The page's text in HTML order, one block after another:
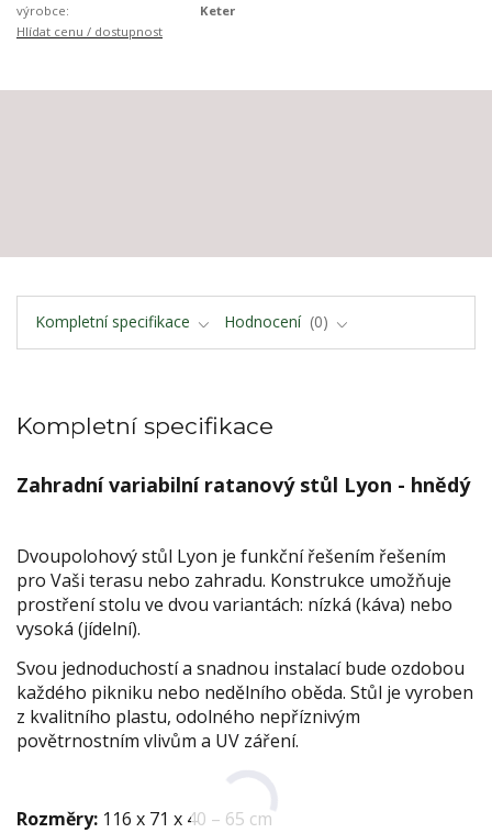
výrobce:
Keter
Hlídat cenu / dostupnost
Kompletní specifikace Hodnocení 0
Kompletní specifikace
Zahradní variabilní ratanový stůl Lyon - hnědý
Dvoupolohový stůl Lyon je funkční řešením řešením
pro Vaši terasu nebo zahradu. Konstrukce umožňuje
prostření stolu ve dvou variantách: nízká (káva) nebo
vysoká (jídelní).
Svou jednoduchostí a snadnou instalací bude ozdobou
každého pikniku nebo nedělního oběda. Stůl je vyroben
z kvalitního plastu, odolného nepříznivým
povětrnostním vlivům a UV záření.
Rozměry: 116 x 71 x 40 – 65 cm